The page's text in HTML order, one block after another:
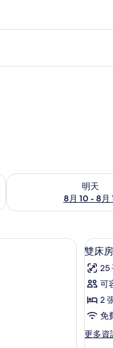
明天
8月 10 - 8月
查看明天 (8月 10 - 8月
你吧、客房內保險箱、書桌
顯
示
雙
床
房
所
5
雙床房
25
可
2
免
更多資
更